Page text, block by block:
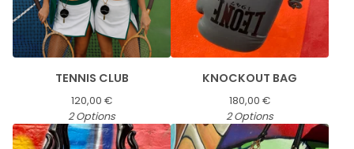
TENNIS CLUB
120,00 €
2 Options
KNOCKOUT BAG
180,00 €
2 Options